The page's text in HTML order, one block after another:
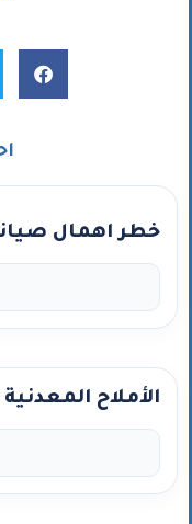
خطر اهمال
الأملاح